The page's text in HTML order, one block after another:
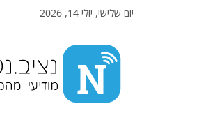
יום שלישי, יולי 14, 2026
Nziv.net
מודיעין
מהמקורות